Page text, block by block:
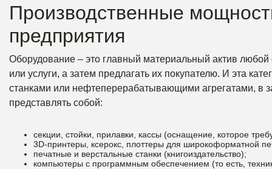
Производственные
предприятия
Оборудование – это главный материальный актив
или услуги, а затем предлагать их покупателю. И эта
станками или нефтеперерабатывающими агрегатами, в
представлять собой:
секции, стойки, прилавки, кассы (оснащение, которое
3D-принтеры, ксерокс, плоттеры для широкоформатной
печатные и верстальные станки (книгоиздательство);
компьютеры с программным обеспечением (то есть,